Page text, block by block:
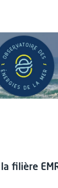
filière